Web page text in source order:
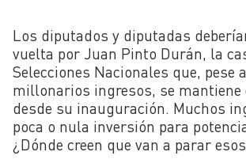
Los diputados y diputadas
vuelta por Juan Pinto Durán, la
Selecciones Nacionales que, pese
millonarios ingresos, se mantiene
desde su inauguración. Muchos
poca o nula inversión para
¿Dónde creen que van a parar